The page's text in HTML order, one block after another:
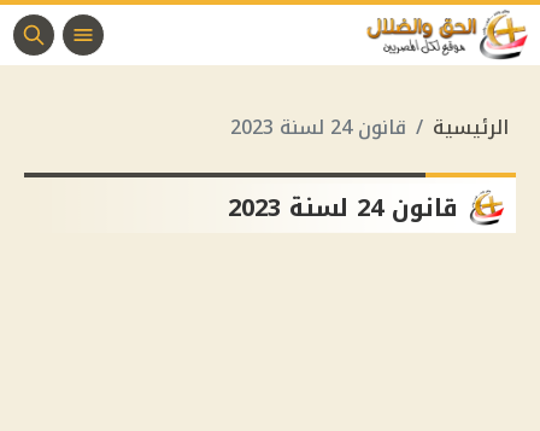
الرئيسية قانون 24 لسنة 2023
قانون 24 لسنة 2023